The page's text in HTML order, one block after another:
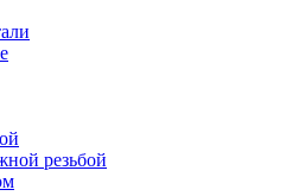
резьбой